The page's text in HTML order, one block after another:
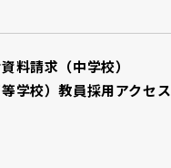
資料請求（中学校）
学校）教員採用アクセス